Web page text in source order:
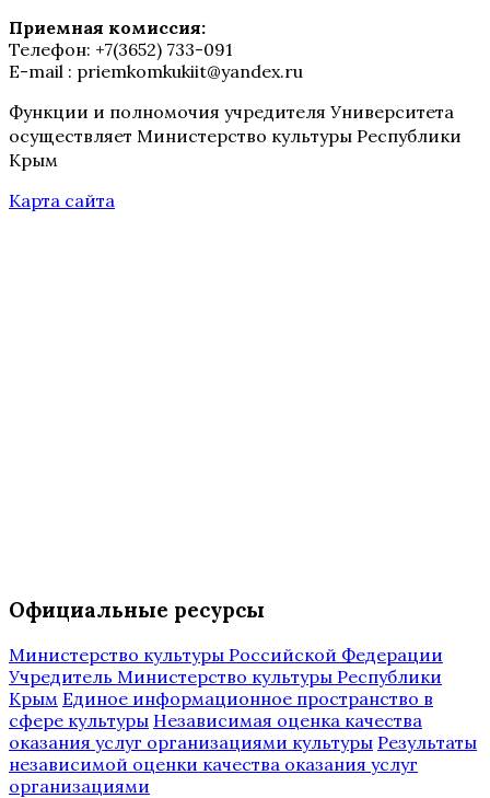
Приемная комиссия:
Телефон: +7(3652) 733-091
E-mail : priemkomkukiit@yandex.ru
Функции и полномочия учредителя Университета
осуществляет Министерство культуры Республики
Крым
Карта сайта
Официальные ресурсы
Министерство культуры Российской Федерации
Учредитель Министерство культуры Республики
Крым Единое информационное пространство в
сфере культуры Независимая оценка качества
оказания услуг организациями культуры Результаты
независимой оценки качества оказания услуг
организациями